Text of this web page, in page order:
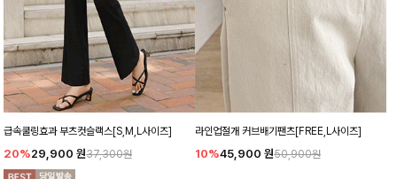
급속쿨링효과 부츠컷슬랙스[S,M,L사이즈]
20%29,900 원37,300원
라인업절개 커브배기팬츠[FREE,L사이즈]
10%45,900 원50,900원